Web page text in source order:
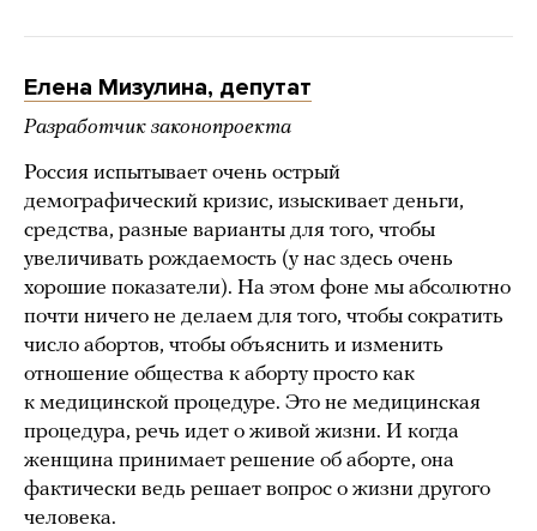
Елена Мизулина, депутат
Разработчик законопроекта
Россия испытывает очень острый
демографический кризис, изыскивает деньги,
средства, разные варианты для того, чтобы
увеличивать рождаемость (у нас здесь очень
хорошие показатели). На этом фоне мы абсолютно
почти ничего не делаем для того, чтобы сократить
число абортов, чтобы объяснить и изменить
отношение общества к аборту просто как
к медицинской процедуре. Это не медицинская
процедура, речь идет о живой жизни. И когда
женщина принимает решение об аборте, она
фактически ведь решает вопрос о жизни другого
человека.